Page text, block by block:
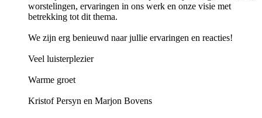
worstelingen, ervaringen in ons werk en onze visie met
betrekking tot dit thema.
We zijn erg benieuwd naar jullie ervaringen en reacties!
Veel luisterplezier
Warme groet
Kristof Persyn en Marjon Bovens